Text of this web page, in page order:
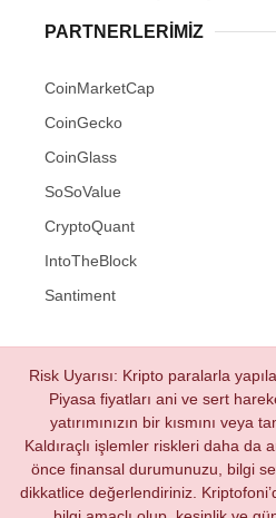
PARTNERLERIMIZ
CoinMarketCap
CoinGecko
CoinGlass
SoSoValue
CryptoQuant
IntoTheBlock
Santiment
Risk Uyarısı: Kripto paralarla
Piyasa fiyatları ani ve sert
yatırımınızın bir kısmını veya
Kaldıraçlı işlemler riskleri daha da
önce finansal durumunuzu, bilgi
dikkatlice değerlendiriniz.